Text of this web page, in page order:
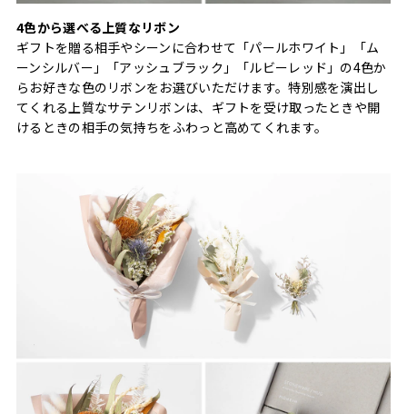
4色から選べる上質なリボン
ギフトを贈る相手やシーンに合わせて「パールホワイト」「ム
ーンシルバー」「アッシュブラック」「ルビーレッド」の4色か
らお好きな色のリボンをお選びいただけます。特別感を演出し
てくれる上質なサテンリボンは、ギフトを受け取ったときや開
けるときの相手の気持ちをふわっと高めてくれます。